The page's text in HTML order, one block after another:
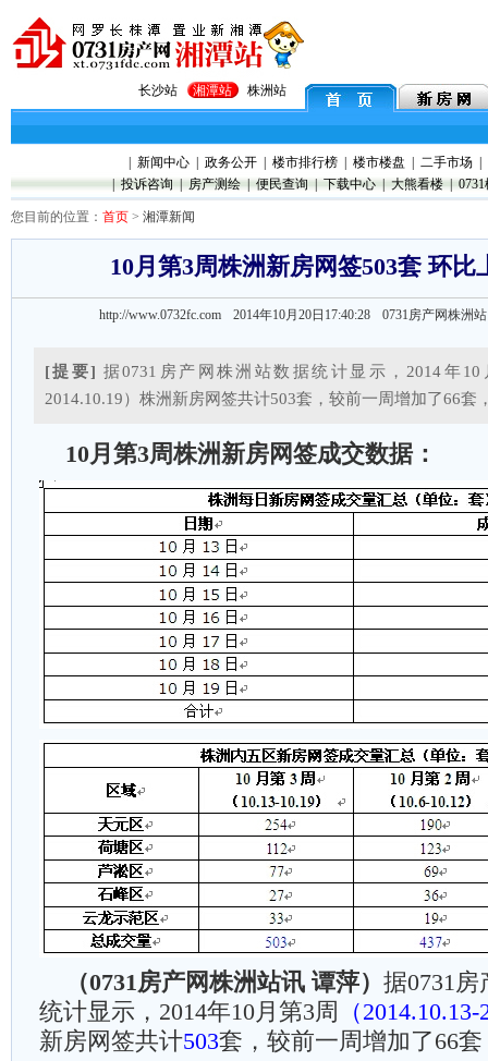
长沙站 湘潭站 株洲站
新闻中心 政务公开 楼市排行榜 楼市楼盘 二手市场
投诉咨询 房产测绘 便民查询 下载中心 大熊看楼
您目前的位置： 首页 > 湘潭新闻
10月第3周株洲新房网签503套 环比
http://www.0732fc.com 2014年10月20日17:40:28 0731房产网株洲
[提要] 据0731房产网株洲站数据统计显示，2014年10
2014.10.19）株洲新房网签共计503套，较前一周增加了66套
10月第3周株洲新房网签成交数据：
（0731房产网株洲站讯 谭萍） 据0731
统计显示，2014年10月第3周
（
新房网签共计503套，较前一周增加了66